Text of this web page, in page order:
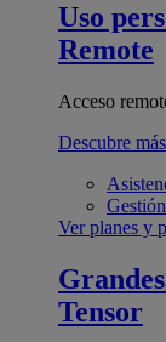
Uso
Remote
Acceso
Descubre más
Ver planes y
Tensor